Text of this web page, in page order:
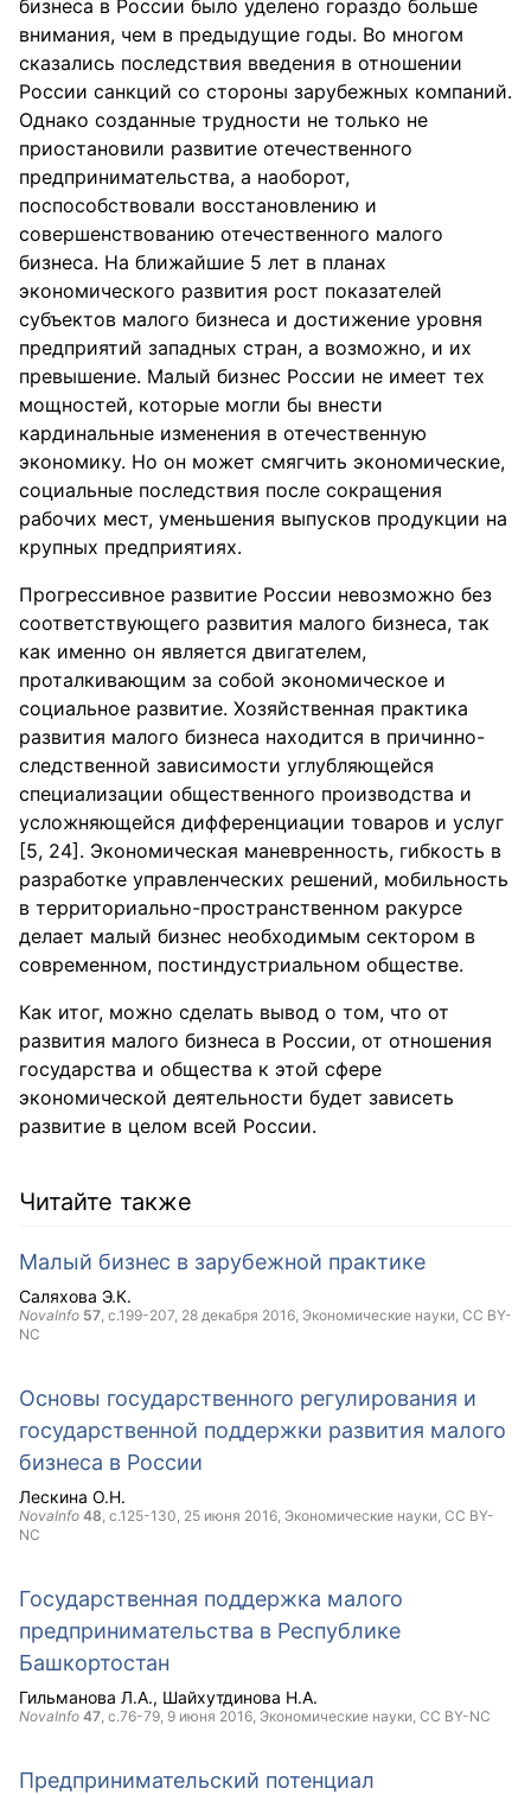
бизнеса в России было уделено гораздо больше
внимания, чем в предыдущие годы. Во многом
сказались последствия введения в отношении
России санкций со стороны зарубежных компаний.
Однако созданные трудности не только не
приостановили развитие отечественного
предпринимательства, а наоборот,
поспособствовали восстановлению и
совершенствованию отечественного малого
бизнеса. На ближайшие 5 лет в планах
экономического развития рост показателей
субъектов малого бизнеса и достижение уровня
предприятий западных стран, а возможно, и их
превышение. Малый бизнес России не имеет тех
мощностей, которые могли бы внести
кардинальные изменения в отечественную
экономику. Но он может смягчить экономические,
социальные последствия после сокращения
рабочих мест, уменьшения выпусков продукции на
крупных предприятиях.
Прогрессивное развитие России невозможно без
соответствующего развития малого бизнеса, так
как именно он является двигателем,
проталкивающим за собой экономическое и
социальное развитие. Хозяйственная практика
развития малого бизнеса находится в причинно-
следственной зависимости углубляющейся
специализации общественного производства и
усложняющейся дифференциации товаров и услуг
[5, 24]. Экономическая маневренность, гибкость в
разработке управленческих решений, мобильность
в территориально-пространственном ракурсе
делает малый бизнес необходимым сектором в
современном, постиндустриальном обществе.
Как итог, можно сделать вывод о том, что от
развития малого бизнеса в России, от отношения
государства и общества к этой сфере
экономической деятельности будет зависеть
развитие в целом всей России.
Читайте также
Малый бизнес в зарубежной практике
Саляхова Э.К.
NovaInfo 57, с.199-207, 28 декабря 2016, Экономические науки, CC BY-
NC
Основы государственного регулирования и
государственной поддержки развития малого
бизнеса в России
Лескина О.Н.
NovaInfo 48, с.125-130, 25 июня 2016, Экономические науки, CC BY-
NC
Государственная поддержка малого
предпринимательства в Республике
Башкортостан
Гильманова Л.А. Шайхутдинова Н.А.
NovaInfo 47, с.76-79, 9 июня 2016, Экономические науки, CC BY-NC
Предпринимательский потенциал